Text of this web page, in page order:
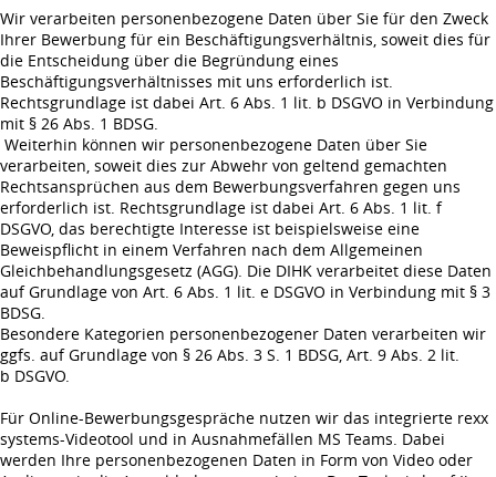
Wir verarbeiten personenbezogene Daten über Sie für den Zweck
Ihrer Bewerbung für ein Beschäftigungsverhältnis, soweit dies für
die Entscheidung über die Begründung eines
Beschäftigungsverhältnisses mit uns erforderlich ist.
Rechtsgrundlage ist dabei Art. 6 Abs. 1 lit. b DSGVO in Verbindung
mit § 26 Abs. 1 BDSG.
Weiterhin können wir personenbezogene Daten über Sie
verarbeiten, soweit dies zur Abwehr von geltend gemachten
Rechtsansprüchen aus dem Bewerbungsverfahren gegen uns
erforderlich ist. Rechtsgrundlage ist dabei Art. 6 Abs. 1 lit. f
DSGVO, das berechtigte Interesse ist beispielsweise eine
Beweispflicht in einem Verfahren nach dem Allgemeinen
Gleichbehandlungsgesetz (AGG). Die DIHK verarbeitet diese Daten
auf Grundlage von Art. 6 Abs. 1 lit. e DSGVO in Verbindung mit § 3
BDSG.
Besondere Kategorien personenbezogener Daten verarbeiten wir
ggfs. auf Grundlage von § 26 Abs. 3 S. 1 BDSG, Art. 9 Abs. 2 lit.
b DSGVO.
Für Online-Bewerbungsgespräche nutzen wir das integrierte rexx
systems-Videotool und in Ausnahmefällen MS Teams. Dabei
werden Ihre personenbezogenen Daten in Form von Video oder